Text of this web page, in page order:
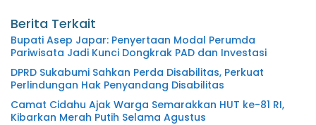
Berita Terkait
Bupati Asep Japar: Penyertaan Modal Perumda
Pariwisata Jadi Kunci Dongkrak PAD dan Investasi
DPRD Sukabumi Sahkan Perda Disabilitas, Perkuat
Perlindungan Hak Penyandang Disabilitas
Camat Cidahu Ajak Warga Semarakkan HUT ke-81 RI,
Kibarkan Merah Putih Selama Agustus